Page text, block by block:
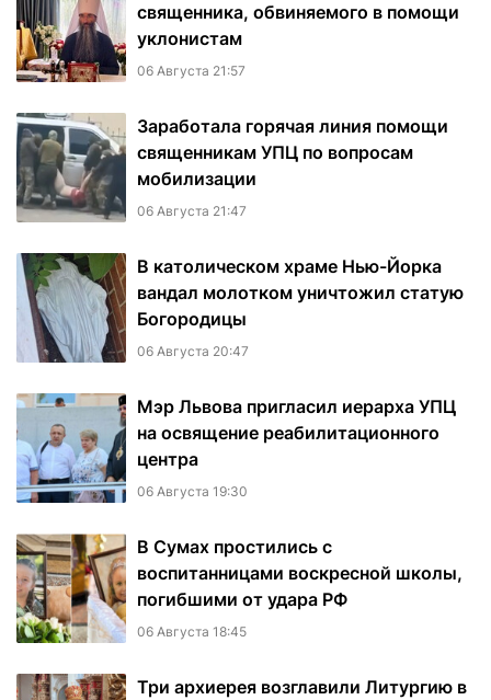
священника, обвиняемого в помощи
уклонистам
06 Августа 21:57
Заработала горячая линия помощи
священникам УПЦ по вопросам
мобилизации
06 Августа 21:47
В католическом храме Нью-Йорка
вандал молотком уничтожил статую
Богородицы
06 Августа 20:47
Мэр Львова пригласил иерарха УПЦ
на освящение реабилитационного
центра
06 Августа 19:30
В Сумах простились с
воспитанницами воскресной школы,
погибшими от удара РФ
06 Августа 18:45
Три архиерея возглавили Литургию в